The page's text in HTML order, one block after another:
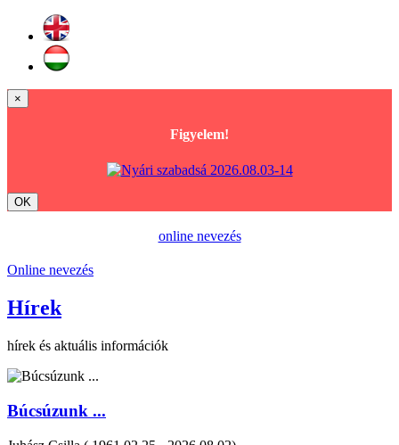
×
Figyelem!
OK
online nevezés
Online nevezés
Hírek
hírek és aktuális információk
Búcsúzunk ...